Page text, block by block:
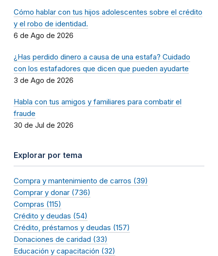
Cómo hablar con tus hijos adolescentes sobre el crédito
y el robo de identidad.
6 de Ago de 2026
¿Has perdido dinero a causa de una estafa? Cuidado
con los estafadores que dicen que pueden ayudarte
3 de Ago de 2026
Habla con tus amigos y familiares para combatir el
fraude
30 de Jul de 2026
Explorar por tema
Compra y mantenimiento de carros (39)
Comprar y donar (736)
Compras (115)
Crédito y deudas (54)
Crédito, préstamos y deudas (157)
Donaciones de caridad (33)
Educación y capacitación (32)